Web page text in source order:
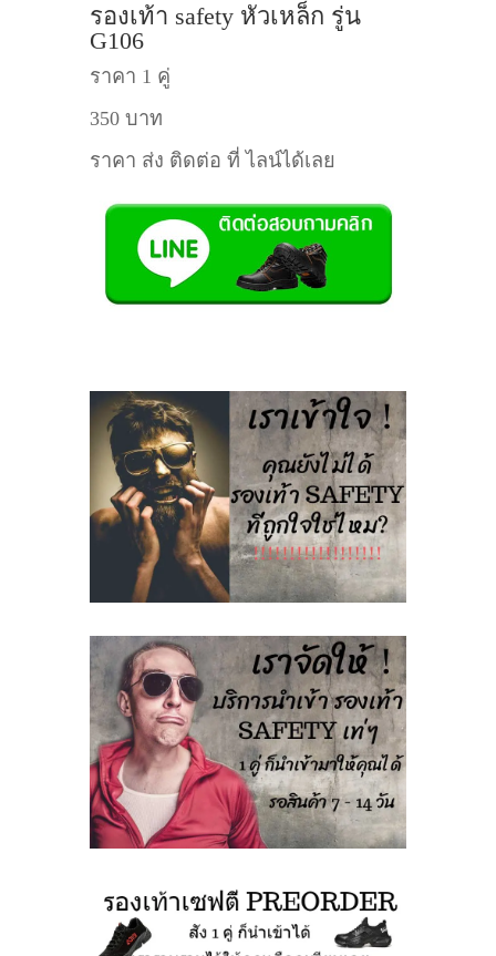
รองเท้า safety หัวเหล็ก รู่น
G106
ราคา 1 คู่
350 บาท
ราคา ส่ง ติดต่อ ที่ ไลน์ได้เลย